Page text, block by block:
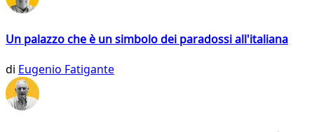
Un palazzo che è un simbolo dei paradossi all'italiana
di Eugenio Fatigante